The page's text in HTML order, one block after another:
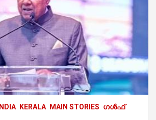
INDIA KERALA MAIN STORIES ഗൾഫ്